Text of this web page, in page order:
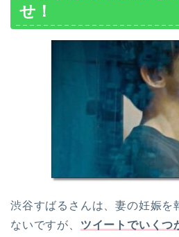
せ！
渋谷すばるさんは、妻の妊娠を
ないですが、 ツイートでいくつ